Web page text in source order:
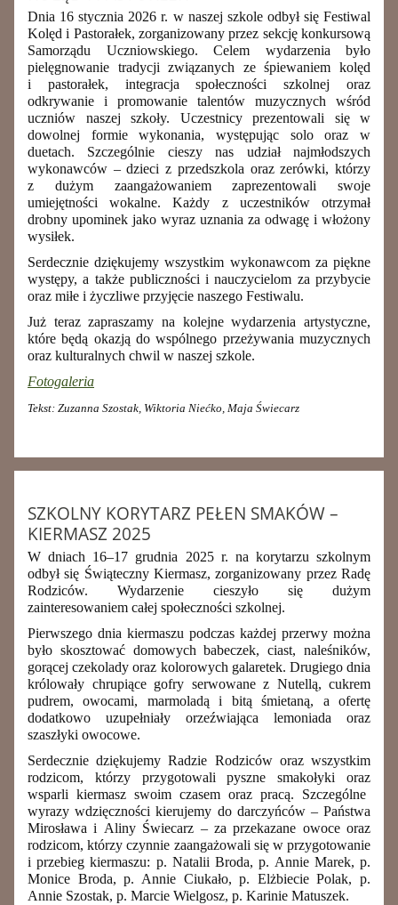
Dnia 16 stycznia 2026 r. w naszej szkole odbył się Festiwal
Kolęd i Pastorałek, zorganizowany przez sekcję konkursową
Samorządu Uczniowskiego. Celem wydarzenia było
pielęgnowanie tradycji związanych ze śpiewaniem kolęd
i pastorałek, integracja społeczności szkolnej oraz
odkrywanie i promowanie talentów muzycznych wśród
uczniów naszej szkoły. Uczestnicy prezentowali się w
dowolnej formie wykonania, występując solo oraz w
duetach. Szczególnie cieszy nas udział najmłodszych
wykonawców – dzieci z przedszkola oraz zerówki, którzy
z dużym zaangażowaniem zaprezentowali swoje
umiejętności wokalne.Każdy z uczestników otrzymał
drobny upominek jako wyraz uznania za odwagę i włożony
wysiłek.
Serdecznie dziękujemy wszystkim wykonawcom za piękne
występy, a także publiczności i nauczycielom za przybycie
oraz miłe i życzliwe przyjęcie naszego Festiwalu.
Już teraz zapraszamy na kolejne wydarzenia artystyczne,
które będą okazją do wspólnego przeżywania muzycznych
oraz kulturalnych chwil w naszej szkole.
Fotogaleria
Tekst: Zuzanna Szostak, Wiktoria Niećko, Maja Świecarz
SZKOLNY KORYTARZ PEŁEN SMAKÓW –
KIERMASZ 2025
W dniach 16–17 grudnia 2025 r. na korytarzu szkolnym
odbył się Świąteczny Kiermasz, zorganizowany przez Radę
Rodziców. Wydarzenie cieszyło się dużym
zainteresowaniem całej społeczności szkolnej.
Pierwszego dnia kiermaszu podczas każdej przerwy można
było skosztować domowych babeczek, ciast, naleśników,
gorącej czekolady oraz kolorowych galaretek. Drugiego dnia
królowały chrupiące gofry serwowane z Nutellą, cukrem
pudrem, owocami, marmoladą i bitą śmietaną, a ofertę
dodatkowo uzupełniały orzeźwiająca lemoniada oraz
szaszłyki owocowe.
Serdecznie dziękujemy Radzie Rodziców oraz wszystkim
rodzicom, którzy przygotowali pyszne smakołyki oraz
wsparli kiermasz swoim czasem oraz pracą. Szczególne
wyrazy wdzięczności kierujemy do darczyńców – Państwa
Mirosława i Aliny Świecarz – za przekazane owoce oraz
rodzicom, którzy czynnie zaangażowali się w przygotowanie
i przebieg kiermaszu: p. Natalii Broda, p. Annie Marek, p.
Monice Broda, p. Annie Ciukało, p. Elżbiecie Polak, p.
Annie Szostak, p. Marcie Wielgosz, p. Karinie Matuszek.